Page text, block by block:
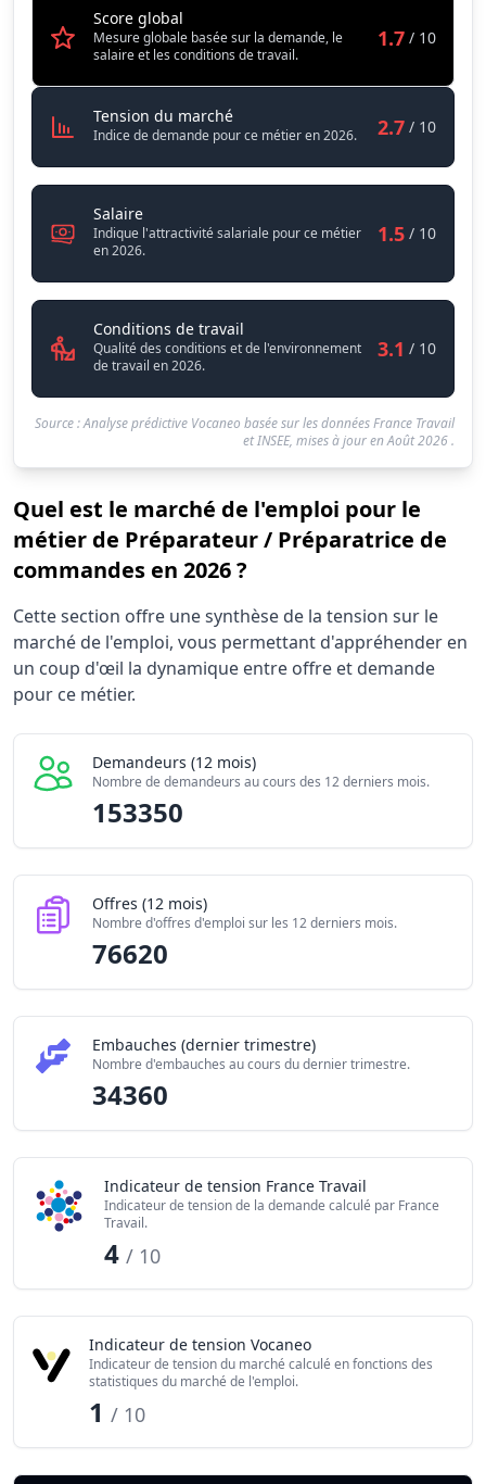
Score global
Mesure globale basée sur la demande, le
salaire et les conditions de travail.
1.7 / 10
Salaire
Conditions de travail
Tension du marchéPréparateur / Préparatrice de
Indice de demande pour ce métier en 2026. 2.7 / 10
SalairePréparateur / Préparatrice de commandes
Indique l'attractivité salariale pour ce métier
en 2026.
1.5 / 10
Conditions de travail
Qualité des conditions et de l'environnement
de travail en 2026.
3.1 / 10
Source : Analyse prédictive Vocaneo basée sur les données France Travail
et INSEE, mises à jour enAoût 2026.
Quel est le marché de l'emploi pour le
métier de Préparateur / Préparatrice de
commandes en 2026 ?
Statistiques recrutement Préparateur / Préparatrice de
Indicateur
Demandeurs d'emploi (12 mois)
Offres publiées (12 mois)
Indice de tension globale
Cette section offre une synthèse de la tension sur le
marché de l'emploi, vous permettant d'appréhender en
un coup d'œil la dynamique entre offre et demande
pour ce métier.
Demandeurs (12 mois)
Nombre de demandeurs au cours des 12 derniers mois.
153350
Offres (12 mois)
Nombre d'offres d'emploi sur les 12 derniers mois.
76620
Embauches (dernier trimestre)
Nombre d'embauches au cours du dernier trimestre.
34360
Indicateur de tension France Travail
Indicateur de tension de la demande calculé par France
Travail.
4/ 10
Indicateur de tension Vocaneo
Indicateur de tension du marché calculé en fonctions des
statistiques du marché de l'emploi.
1 / 10